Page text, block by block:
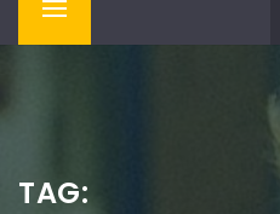
Primary
TAG: